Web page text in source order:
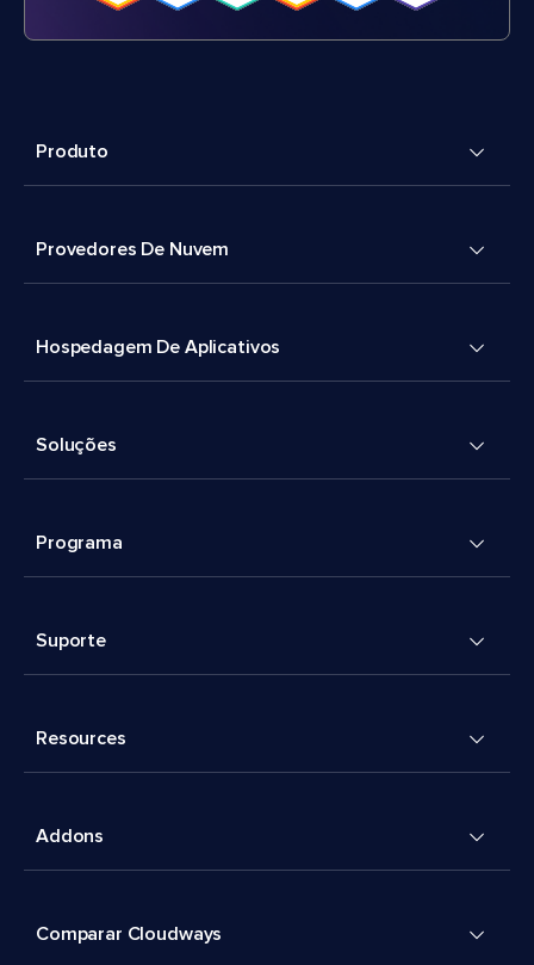
Produto
Provedores De Nuvem
Hospedagem De Aplicativos
Soluções
Programa
Suporte
Resources
Addons
Comparar Cloudways